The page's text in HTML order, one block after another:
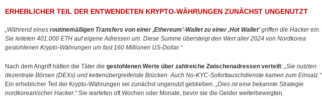
ERHEBLICHER TEIL DER ENTWENDETEN KRYPTO-WÄHRUNGEN ZUNÄCHST UNGENUTZT
„Während eines routinemäßigen Transfers von einer ,Ethereum’-Wallet zu einer ,Hot Wallet’griffen die Hacker ein.
Sie leiteten 401.000 ETH auf eigene Adressen um. Diese Summe übersteigt den Wert aller 2024 von Nordkorea
gestohlenen Krypto-Währungen um fast 160 Millionen US-Dollar.“
Nach dem Angriff hätten die Täter die gestohlenen Werte über zahlreiche Zwischenadressen verteilt: „Sie nutzten
dezentrale Börsen (DEXs) und kettenübergreifende Brücken. Auch No-KYC-Soforttauschdienste kamen zum Einsatz.“
Ein erheblicher Teil der Krypto-Währungen sei zunächst ungenutzt geblieben. „Dies ist eine bekannte Strategie
nordkoreanischer Hacker.“Sie warteten oft Wochen oder Monate, bevor sie die Gelder weiterbewegten.